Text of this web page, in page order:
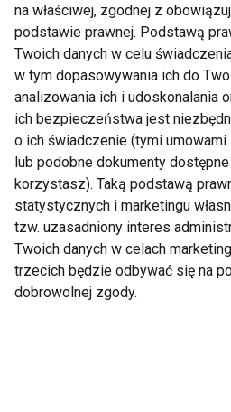
Tenis, badminton i
ping-pong ćwiczą nie
tylko ciało. Co dzieje
się wtedy w mózgu?
–
Czy potrafimy jeszcze
żyć offline? Dzień Bez
Telefonu
Komórkowego to
dobry moment na
na właściwej, zgodnej z
podstawie prawnej. Podstawą
Twoich danych w celu
w tym dopasowywania ich do
analizowania ich i udoskonalania
ich bezpieczeństwa jest
o ich świadczenie (tymi
lub podobne dokumenty
korzystasz). Taką podstawą
statystycznych i marketingu
tzw. uzasadniony interes
Twoich danych w celach
trzecich będzie odbywać się na
dobrowolnej zgody.